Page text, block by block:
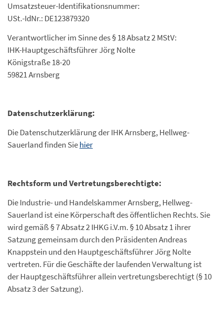
Umsatzsteuer-Identifikationsnummer:
USt.-IdNr.: DE123879320
Verantwortlicher im Sinne des § 18 Absatz 2 MStV:
IHK-Hauptgeschäftsführer Jörg Nolte
Königstraße 18-20
59821 Arnsberg
Datenschutzerklärung:
Die Datenschutzerklärung der IHK Arnsberg, Hellweg-
Sauerland finden Siehier
Rechtsform und Vertretungsberechtigte:
Die Industrie- und Handelskammer Arnsberg, Hellweg-
Sauerland ist eine Körperschaft des öffentlichen Rechts. Sie
wird gemäß § 7 Absatz 2 IHKG i.V.m. § 10 Absatz 1 ihrer
Satzung gemeinsam durch den Präsidenten Andreas
Knappstein und den Hauptgeschäftsführer Jörg Nolte
vertreten. Für die Geschäfte der laufenden Verwaltung ist
der Hauptgeschäftsführer allein vertretungsberechtigt (§ 10
Absatz 3 der Satzung).